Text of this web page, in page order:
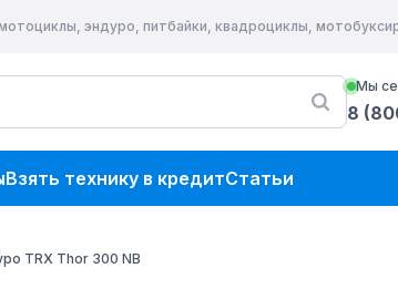
эндуро, питбайки, квадроциклы,
Мы
8
Взять технику в кредитСтатьи
TRX Thor 300 NB